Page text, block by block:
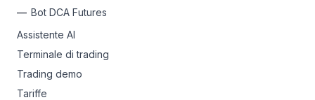
Bot DCA Futures
Assistente AI
Terminale di trading
Trading demo
Tariffe